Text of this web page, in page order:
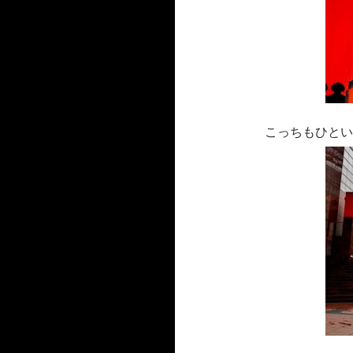
こっちもひと